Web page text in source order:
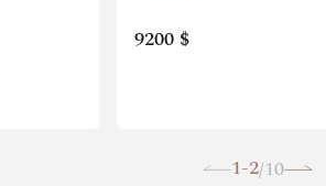
9200 $
1-2/10